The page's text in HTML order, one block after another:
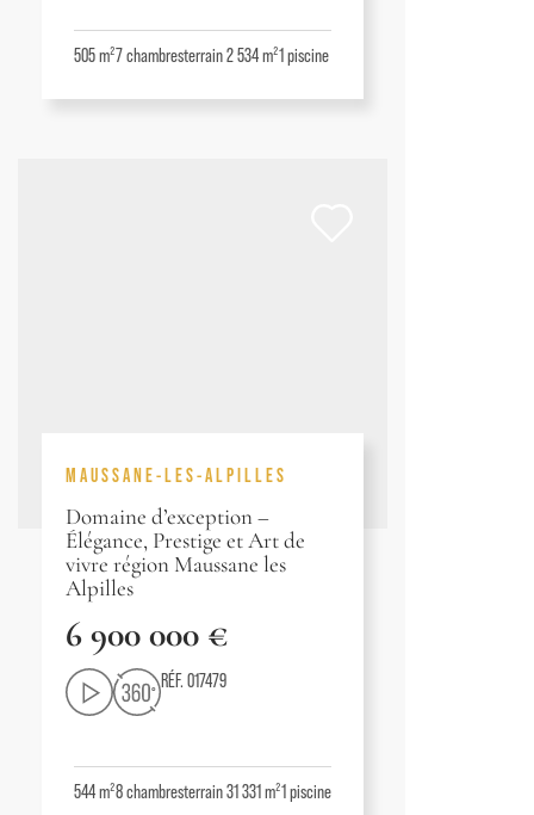
505 m²7chambresterrain 2 534 m²1piscine
MAUSSANE-LES-ALPILLES
Domaine d’exception –
Élégance, Prestige et Art de
vivre région Maussane les
Alpilles
6 900 000 €
RÉF. 017479
544 m²8chambresterrain 31 331 m²1piscine